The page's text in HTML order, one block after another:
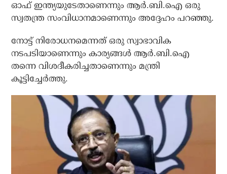
ഓഫ് ഇന്ത്യയുടേതാണെന്നും ആര്‍.ബി.ഐ ഒരു
സ്വതന്ത്ര സംവിധാനമാണെന്നും അദ്ദേഹം പറഞ്ഞു.
നോട്ട് നിരോധനമെന്നത് ഒരു സ്വാഭാവിക
നടപടിയാണെന്നും കാര്യങ്ങള്‍ ആര്‍.ബി.ഐ
തന്നെ വിശദീകരിച്ചതാണെന്നും മന്ത്രി
കൂട്ടിച്ചേര്‍ത്തു.